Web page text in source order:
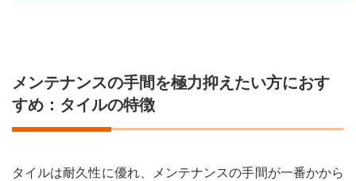
メンテナンスの手間を極力抑えたい方におす
すめ：タイルの特徴
タイルは耐久性に優れ、メンテナンスの手間が一番かから